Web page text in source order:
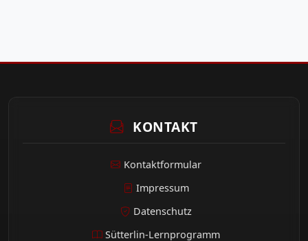
KONTAKT
Kontaktformular
Impressum
Datenschutz
Sütterlin-Lernprogramm